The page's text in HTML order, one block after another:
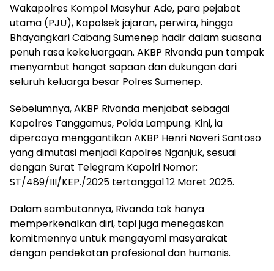
Wakapolres Kompol Masyhur Ade, para pejabat
utama (PJU), Kapolsek jajaran, perwira, hingga
Bhayangkari Cabang Sumenep hadir dalam suasana
penuh rasa kekeluargaan. AKBP Rivanda pun tampak
menyambut hangat sapaan dan dukungan dari
seluruh keluarga besar Polres Sumenep.
Sebelumnya, AKBP Rivanda menjabat sebagai
Kapolres Tanggamus, Polda Lampung. Kini, ia
dipercaya menggantikan AKBP Henri Noveri Santoso
yang dimutasi menjadi Kapolres Nganjuk, sesuai
dengan Surat Telegram Kapolri Nomor:
ST/489/III/KEP./2025 tertanggal 12 Maret 2025.
Dalam sambutannya, Rivanda tak hanya
memperkenalkan diri, tapi juga menegaskan
komitmennya untuk mengayomi masyarakat
dengan pendekatan profesional dan humanis.